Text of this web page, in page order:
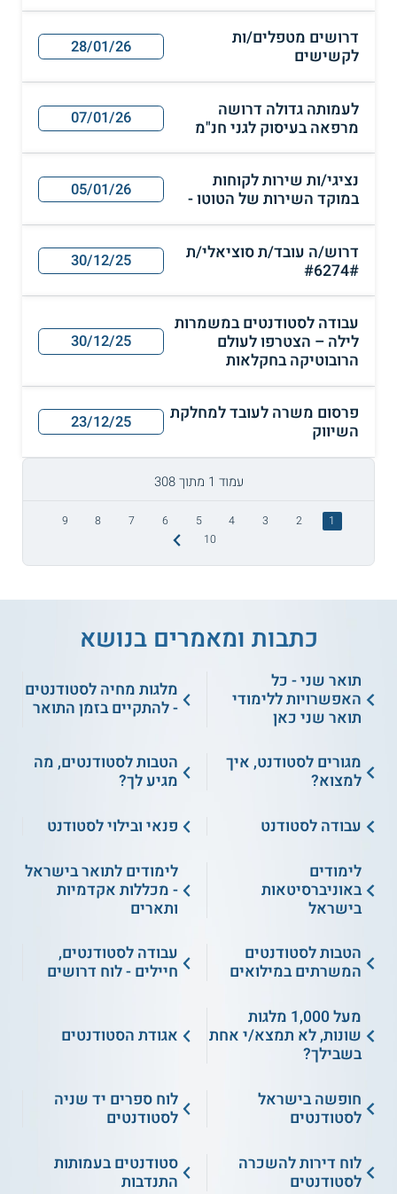
דרושים מטפלים/ות
לקשישים
28/01/26
לעמותה גדולה דרושה
מרפאה בעיסוק לגני חנ"מ
07/01/26
נציגי/ות שירות לקוחות
במוקד השירות של הטוטו -
05/01/26
דרוש/ה עובד/ת סוציאלי/ת
#6274#
30/12/25
עבודה לסטודנטים במשמרות
לילה – הצטרפו לעולם
הרובוטיקה בחקלאות
30/12/25
פרסום משרה לעובד למחלקת
השיווק
23/12/25
עמוד 1 מתוך 308
1
2
3
4
5
6
7
8
9
10
כתבות ומאמרים בנושא
תואר שני - כל
האפשרויות ללימודי
תואר שני כאן
מלגות מחיה לסטודנטים
- להתקיים בזמן התואר
מגורים לסטודנט, איך
למצוא?
הטבות לסטודנטים, מה
מגיע לך?
עבודה לסטודנט
פנאי ובילוי לסטודנט
לימודים
באוניברסיטאות
בישראל
לימודים לתואר בישראל
- מכללות אקדמיות
ותארים
הטבות לסטודנטים
המשרתים במילואים
עבודה לסטודנטים,
חיילים - לוח דרושים
מעל 1,000 מלגות
שונות, לא תמצא/י אחת
בשבילך?
אגודת הסטודנטים
חופשה בישראל
לסטודנטים
לוח ספרים יד שניה
לסטודנטים
לוח דירות להשכרה
לסטודנטים
סטודנטים בעמותות
התנדבות